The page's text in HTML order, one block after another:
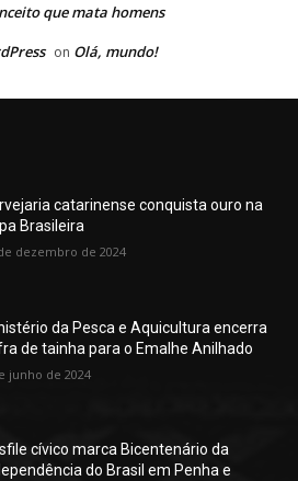
que mata homens
on Olá, mundo!
catarinense conquista ouro na
Brasileira
dezembro de 2024
da Pesca e Aquicultura encerra
de tainha para o Emalhe Anilhado
junho de 2024
cívico marca Bicentenário da
do Brasil em Penha e